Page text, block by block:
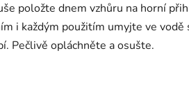
položte dnem vzhůru na horní
i každým použitím umyjte ve vodě
Pečlivě opláchněte a osušte.